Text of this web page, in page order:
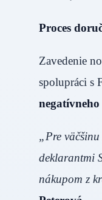
Proces
Zavedenie
spolupráci s
„Pre
deklarantmi
nákupom z